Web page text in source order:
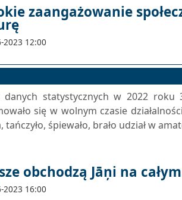
zaangażowanie
2023 12:00
danych statystycznych w 2022 roku
się w wolnym czasie
śpiewało, brało udział w
obchodzą Jāņi na
2023 16:00